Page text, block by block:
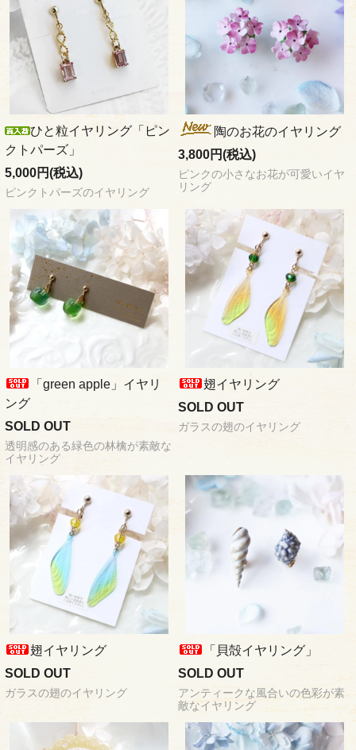
ひと粒イヤリング「ピン
クトパーズ」
5,000円(税込)
ピンクトパーズのイヤリング
陶のお花のイヤリング
3,800円(税込)
ピンクの小さなお花が可愛いイヤ
リング
「green apple」イヤリ
ング
SOLD OUT
透明感のある緑色の林檎が素敵な
イヤリング
翅イヤリング
SOLD OUT
ガラスの翅のイヤリング
翅イヤリング
SOLD OUT
ガラスの翅のイヤリング
「貝殻イヤリング」
SOLD OUT
アンティークな風合いの色彩が素
敵なイヤリング